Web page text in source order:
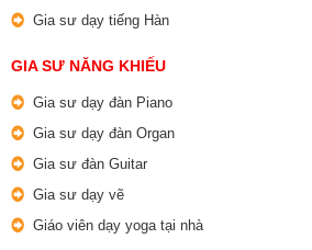
Gia sư dạy tiếng Hàn
GIA SƯ NĂNG KHIẾU
Gia sư dạy đàn Piano
Gia sư dạy đàn Organ
Gia sư đàn Guitar
Gia sư dạy vẽ
Giáo viên dạy yoga tại nhà